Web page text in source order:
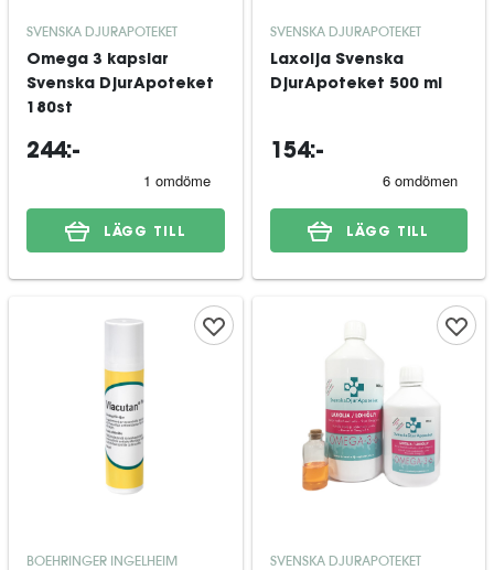
SVENSKA DJURAPOTEKET
Omega 3 kapslar
Svenska DjurApoteket
180st
244:-
LÄGG TILL
SVENSKA DJURAPOTEKET
Laxolja Svenska
DjurApoteket 500 ml
154:-
LÄGG TILL
BOEHRINGER INGELHEIM SVENSKA DJURAPOTEKET